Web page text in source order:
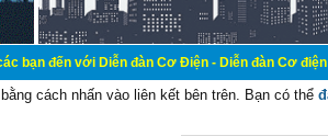
Diễn đàn Cơ Điện - Diễn đàn Cơ điện là nơi
bằng cách nhấn vào liên kết bên trên. Bạn có thể